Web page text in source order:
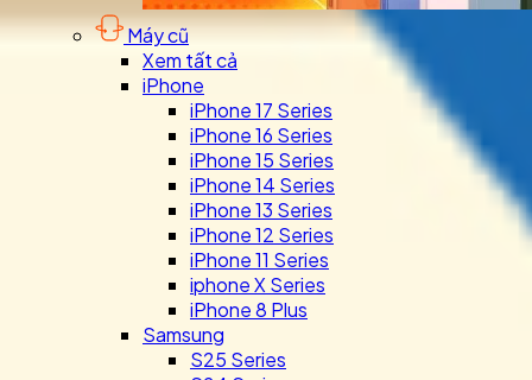
Máy cũ
Xem tất cả
iPhone
iPhone 17 Series
iPhone 16 Series
iPhone 15 Series
iPhone 14 Series
iPhone 13 Series
iPhone 12 Series
iPhone 11 Series
iphone X Series
iPhone 8 Plus
Samsung
S25 Series